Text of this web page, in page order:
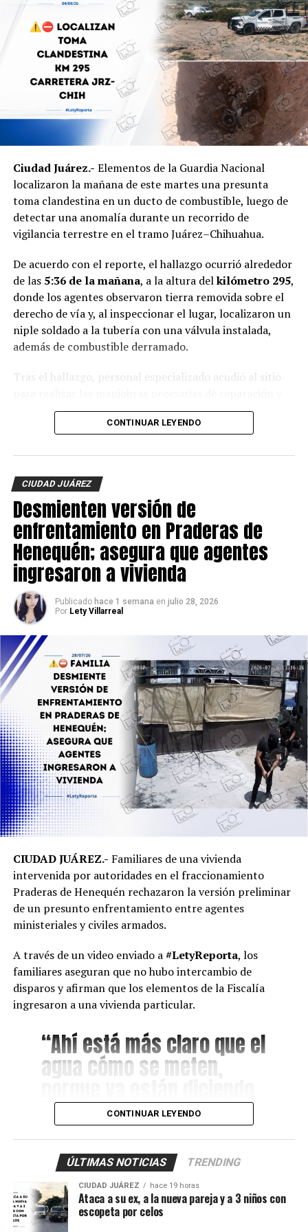
Ciudad Juárez.- Elementos de la Guardia Nacional
localizaron la mañana de este martes una presunta
toma clandestina en un ducto de combustible, luego de
detectar una anomalía durante un recorrido de
vigilancia terrestre en el tramo Juárez–Chihuahua.
De acuerdo con el reporte, el hallazgo ocurrió alrededor
de las 5:36 de la mañana, a la altura delkilómetro 295,
donde los agentes observaron tierra removida sobre el
derecho de vía y, al inspeccionar el lugar, localizaron un
niple soldado a la tubería con una válvula instalada,
además de combustible derramado.
Tras el hallazgo, personal especializado acudió al sitio
control de la fuga, mientras elementos de laGuardia
Ejército Mexicanoy otras autoridades
garantizar la seguridad durante los trabajos.
Hasta el momento
y las autoridades federales mantienen las
investigaciones para identificar a los responsables de la
instalación ilegal.
CONTINUAR LEYENDO
CIUDAD JUÁREZ
Desmienten versión de
enfrentamiento en Praderas de
Henequén; asegura que agentes
ingresaron a vivienda
Publicado hace 1 semana en julio 28, 2026
Por Lety Villarreal
CIUDAD JUÁREZ.- Familiares de una vivienda
intervenida por autoridades en el fraccionamiento
Praderas de Henequén rechazaron la versión preliminar
de un presunto enfrentamiento entre agentes
ministeriales y civiles armados.
A través de un video enviado a#LetyReporta, los
familiares aseguran que no hubo intercambio de
disparos y afirman que los elementos de la Fiscalía
ingresaron a una vivienda particular.
“Ahí está más claro que el
agua cómo se meten,
que fue una denuncia
anónima. Para que
también vea la ciudadanía
que se meten a las casas
de gente normal y luego
CONTINUAR LEYENDO
ÚLTIMAS NOTICIAS TRENDING
CIUDAD JUÁREZ hace 19 horas
Ataca a su ex, a la nueva pareja y a 3 niños con
escopeta por celos